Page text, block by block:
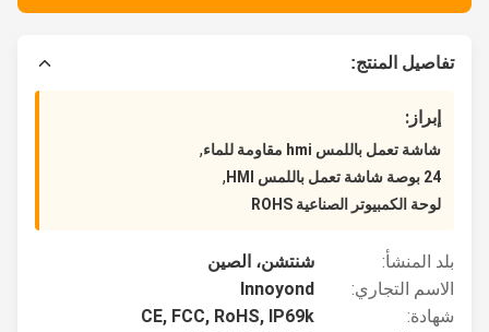
تفاصيل المنتج:
إبراز:
شاشة تعمل باللمس hmi مقاومة للماء
,
لوحة الكمبيوتر الصناعية ROHS
بلد المنشأ:
شنتشن، الصين
الاسم التجاري:
Innoyond
شهادة:
CE, FCC, RoHS, IP69k